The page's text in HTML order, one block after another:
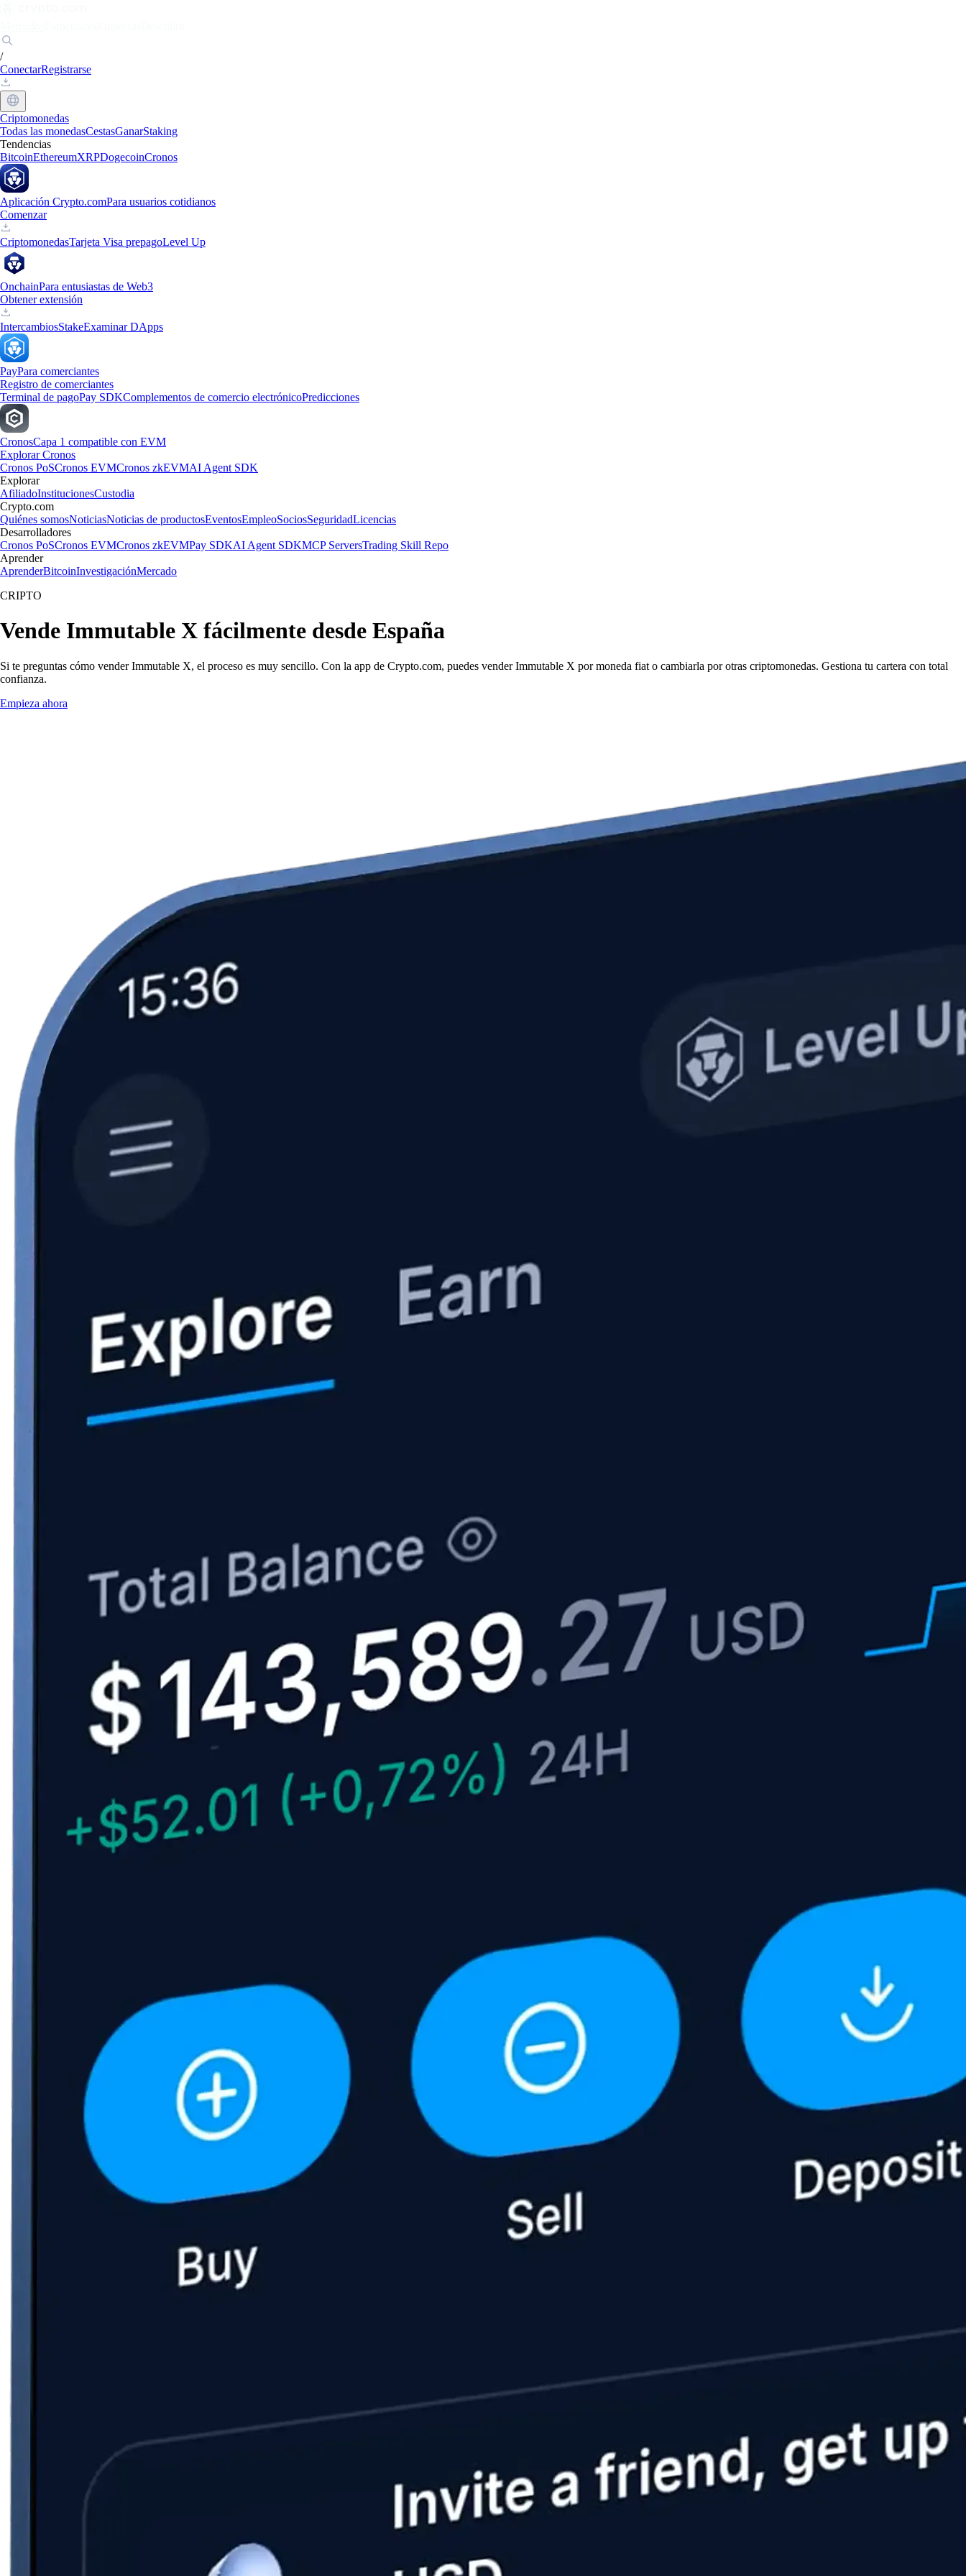
/
ConectarRegistrarse
Criptomonedas
Todas las monedasCestasGanarStaking
Tendencias
BitcoinEthereumXRPDogecoinCronos
Aplicación Crypto.comPara usuarios cotidianos
Comenzar
CriptomonedasTarjeta Visa prepagoLevel Up
OnchainPara entusiastas de Web3
Obtener extensión
IntercambiosStakeExaminar DApps
PayPara comerciantes
Registro de comerciantes
Terminal de pagoPay SDKComplementos de comercio electrónicoPredicciones
CronosCapa 1 compatible con EVM
Explorar Cronos
Cronos PoSCronos EVMCronos zkEVMAI Agent SDK
Explorar
AfiliadoInstitucionesCustodia
Crypto.com
Quiénes somosNoticiasNoticias de productosEventosEmpleoSociosSeguridadLicencias
Desarrolladores
Cronos PoSCronos EVMCronos zkEVMPay SDKAI Agent SDKMCP ServersTrading Skill Repo
Aprender
AprenderBitcoinInvestigaciónMercado
CRIPTO
Vende Immutable X fácilmente desde España
Si te preguntas cómo vender Immutable X, el proceso es muy sencillo. Con la app de Crypto.com, puedes vender Immutable X por moneda fiat o cambiarla por otras criptomonedas. Gestiona tu cartera con total
confianza.
Empieza ahora